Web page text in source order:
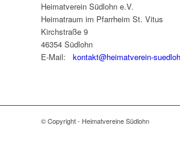
Heimatverein Südlohn e.V.
Heimatraum im Pfarrheim St. Vitus
Kirchstraße 9
46354 Südlohn
E-Mail: kontakt@heimatverein-
© Copyright - Heimatvereine Südlohn